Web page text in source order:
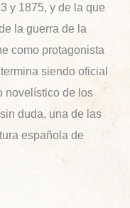
y 1875, y de la que
la guerra de la
como protagonista
siendo oficial
novelístico de los
duda, una de las
española de